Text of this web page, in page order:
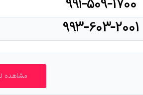
۹۹۱-۵۰۹-۱۷۰۰
۹۹۳-۶۰۳-۲۰۰۱